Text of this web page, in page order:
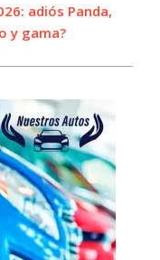
adiós Panda,
y gama?